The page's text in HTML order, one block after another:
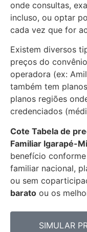
onde consultas,
incluso, ou optar
cada vez que for
Existem diversos
preços do
operadora (ex:
também tem
planos regiões
credenciados
Cote Tabela de
Familiar Igarapé-
benefício
familiar nacional,
ou sem
barato ou os
SIMULAR